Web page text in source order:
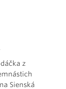
z
Sienská